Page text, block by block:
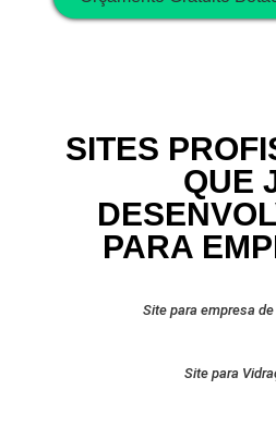
SITES
QUE
PARA
Site para empresa
Site para